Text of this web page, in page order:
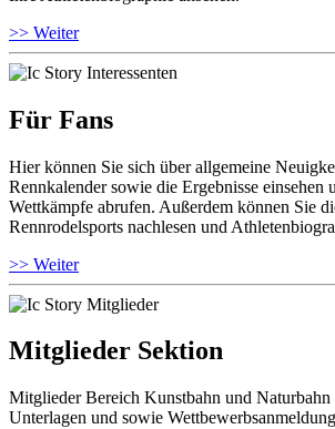
>> Weiter
Für Fans
Hier können Sie sich über allgemeine
Rennkalender sowie die Ergebnisse einsehen
Wettkämpfe abrufen. Außerdem können Sie
Rennrodelsports nachlesen und
>> Weiter
Mitglieder Sektion
Mitglieder Bereich Kunstbahn und
Unterlagen und sowie